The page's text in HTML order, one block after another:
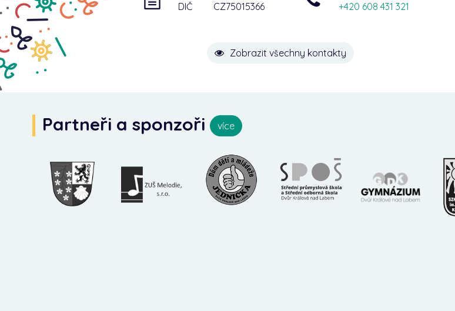
DIČ
CZ75015366
+420 608 431 321
Zobrazit všechny kontakty
Partneři a sponzoři více